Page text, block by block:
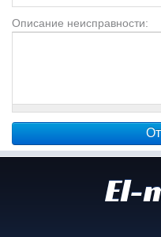
Описание неисправности:
El-